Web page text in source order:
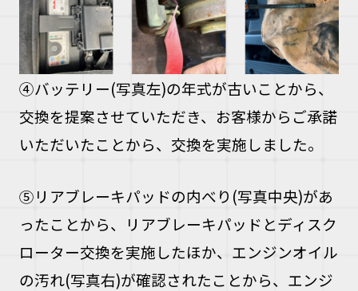
④バッテリー(写真左)の年式が古いことから、
交換を提案させていただき、お客様からご承諾
いただいたことから、交換を実施しました。
⑤リアブレーキパッドの内べり(写真中央)があ
ったことから、リアブレーキパッドとディスク
ローター交換を実施したほか、エンジンオイル
の汚れ(写真右)が確認されたことから、エンジ